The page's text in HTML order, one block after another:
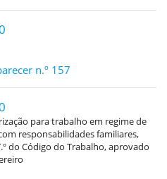
n.º 157
para trabalho em regime de
responsabilidades familiares,
do Código do Trabalho, aprovado